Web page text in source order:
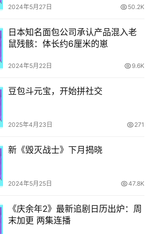
2024年5月27日 50.2K
日本知名面包公司承认产品混入老
鼠残骸：体长约6厘米的崽
2024年5月22日 9.6K
豆包斗元宝，开始拼社交
2025年4月23日 271
新《毁灭战士》下月揭晓
2024年5月25日 47.8K
《庆余年2》最新追剧日历出炉：周
末加更 两集连播